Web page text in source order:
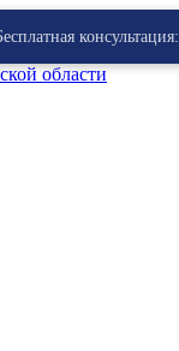
консультация: